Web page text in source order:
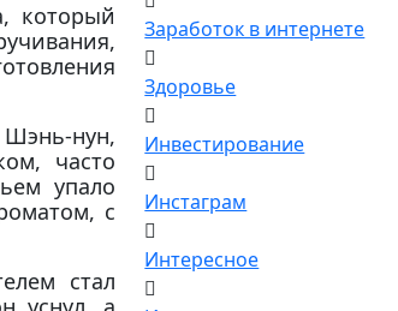
который
Шэнь-нун,
часто
упало
с
стал
Заработок в интернете
Здоровье
Инвестирование
Инстаграм
Интересное